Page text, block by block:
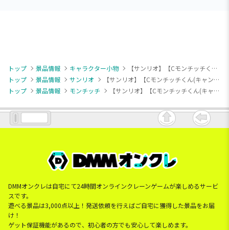
トップ 景品情報 キャラクター小物
【サンリオ】【Cモンチッチくん(キャンディ)】モンチッチ Design produced by Sanrio ファンシーポップマスコット
トップ
景品情報 サンリオ
【サンリオ】【Cモンチッチくん(キャンディ)】モンチッチ Design produced by Sanrio ファンシーポップマスコット
トップ
景品情報 モンチッチ 【サンリオ】【Cモンチッチくん(キャンディ)】モンチッチ Design produced by Sanrio ファンシーポップマスコット
DMMオンクレは自宅にて24時間オンラインクレーンゲームが楽しめるサービ
スです。
遊べる景品は3,000点以上！発送依頼を行えばご自宅に獲得した景品をお届
け！
ゲット保証機能があるので、初心者の方でも安心して楽しめます。